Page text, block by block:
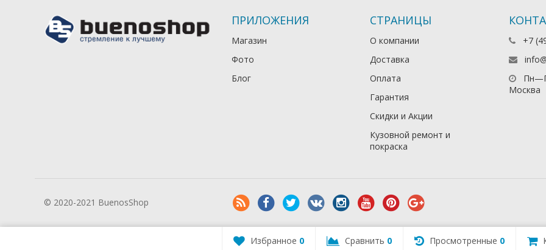
ПРИЛОЖЕНИЯ
Магазин
Фото
Блог
СТРАНИЦЫ
О компании
Доставка
Оплата
Гарантия
Скидки и Акции
Кузовной ремонт и
покраска
+7
Москва
© 2020-2021 BuenosShop
Избранное 0 Сравнить 0 Просмотренные 0